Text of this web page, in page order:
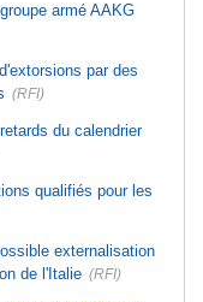
armé AAKG
par des
(RFI)
du calendrier
qualifiés pour les
externalisation
de l'Italie (RFI)